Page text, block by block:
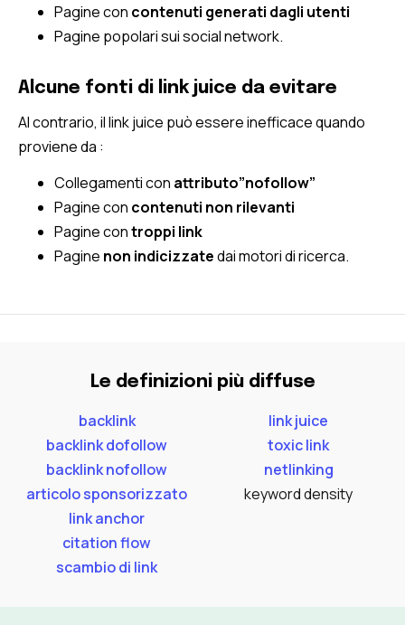
Pagine con contenuti generati dagli utenti
Pagine popolari sui social network.
Alcune fonti di link juice da evitare
Al contrario, il link juice può essere inefficace quando
proviene da :
Collegamenti con attributo”nofollow”
Pagine con contenuti non rilevanti
Pagine controppi link
Pagine non indicizzatedai motori di ricerca.
Le definizioni più diffuse
backlink
backlink dofollow
backlink nofollow
articolo sponsorizzato
link anchor
citation flow
scambio di link
link juice
toxic link
netlinking
keyword density